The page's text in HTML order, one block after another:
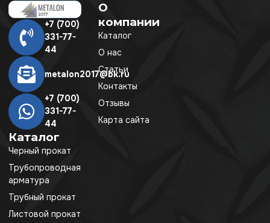
+7 (700)
331-77-
44
metalon2017@bk.ru
+7 (700)
331-77-
44
Каталог
Черный прокат
Трубопроводная
арматура
Трубный прокат
Листовой прокат
О
компании
Каталог
О нас
Статьи
Контакты
Отзывы
Карта сайта